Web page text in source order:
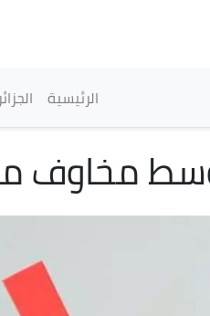
القائمة
الرئيسية الجزائر
مخاوف